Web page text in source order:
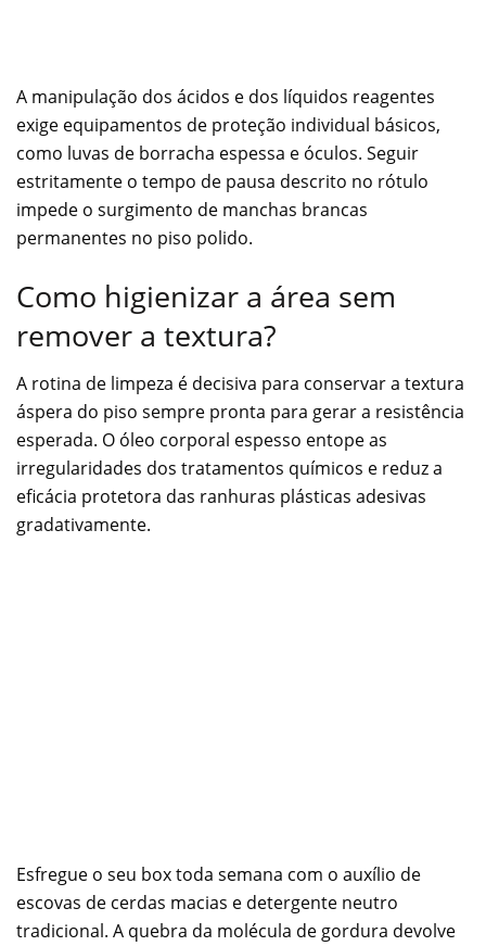
A manipulação dos ácidos e dos líquidos reagentes
exige equipamentos de proteção individual básicos,
como luvas de borracha espessa e óculos. Seguir
estritamente o tempo de pausa descrito no rótulo
impede o surgimento de manchas brancas
permanentes no piso polido.
Como higienizar a área sem
remover a textura?
A rotina de limpeza é decisiva para conservar a textura
áspera do piso sempre pronta para gerar a resistência
esperada. O óleo corporal espesso entope as
irregularidades dos tratamentos químicos e reduz a
eficácia protetora das ranhuras plásticas adesivas
gradativamente.
Esfregue o seu box toda semana com o auxílio de
escovas de cerdas macias e detergente neutro
tradicional. A quebra da molécula de gordura devolve